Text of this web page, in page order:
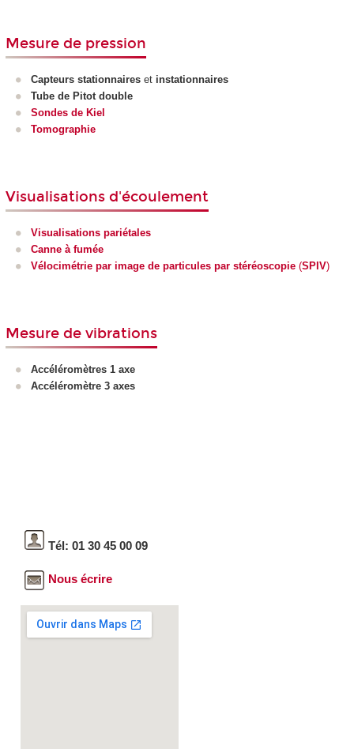
Mesure de pression
Capteurs stationnaires et instationnaires
Tube de Pitot double
Sondes de Kiel
Tomographie
Visualisations d'écoulement
Visualisations pariétales
Canne à fumée
Vélocimétrie par image de particules par stéréoscopie (SPIV)
Mesure de vibrations
Accéléromètres 1 axe
Accéléromètre 3 axes
Tél: 01 30 45 00 09
Nous écrire